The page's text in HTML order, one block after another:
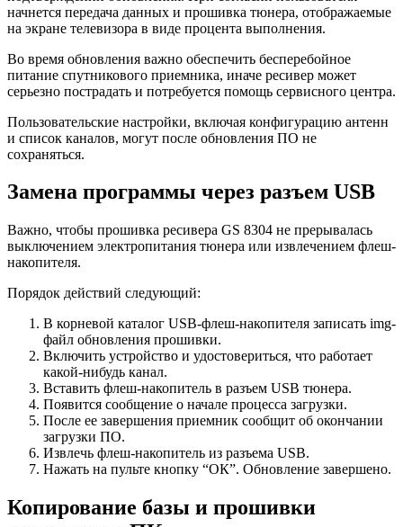
начнется передача данных и прошивка тюнера, отображаемые
на экране телевизора в виде процента выполнения.
Во время обновления важно обеспечить бесперебойное
питание спутникового приемника, иначе ресивер может
серьезно пострадать и потребуется помощь сервисного центра.
Пользовательские настройки, включая конфигурацию антенн
и список каналов, могут после обновления ПО не
сохраняться.
Замена программы через разъем USB
Важно, чтобы прошивка ресивера GS 8304 не прерывалась
выключением электропитания тюнера или извлечением флеш-
накопителя.
Порядок действий следующий:
В корневой каталог USB-флеш-накопителя записать img-
файл обновления прошивки.
Включить устройство и удостовериться, что работает
какой-нибудь канал.
Вставить флеш-накопитель в разъем USB тюнера.
Появится сообщение о начале процесса загрузки.
После ее завершения приемник сообщит об окончании
загрузки ПО.
Извлечь флеш-накопитель из разъема USB.
Нажать на пульте кнопку “ОК”. Обновление завершено.
Копирование базы и прошивки